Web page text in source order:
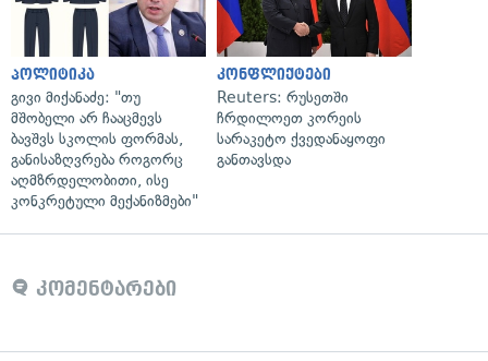
პოლიტიკა
გივი მიქანაძე: "თუ
მშობელი არ ჩააცმევს
ბავშვს სკოლის ფორმას,
განისაზღვრება როგორც
აღმზრდელობითი, ისე
კონკრეტული მექანიზმები"
კონფლიქტები
Reuters: რუსეთში
ჩრდილოეთ კორეის
სარაკეტო ქვედანაყოფი
განთავსდა
კომენტარები